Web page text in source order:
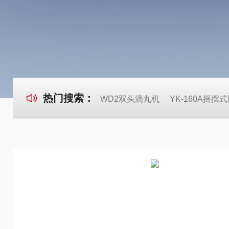
热门搜索： WD2双头滴丸机 YK-160A摇摆